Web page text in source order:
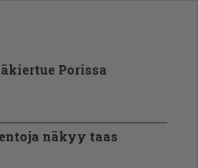
Porissa
näkyy taas